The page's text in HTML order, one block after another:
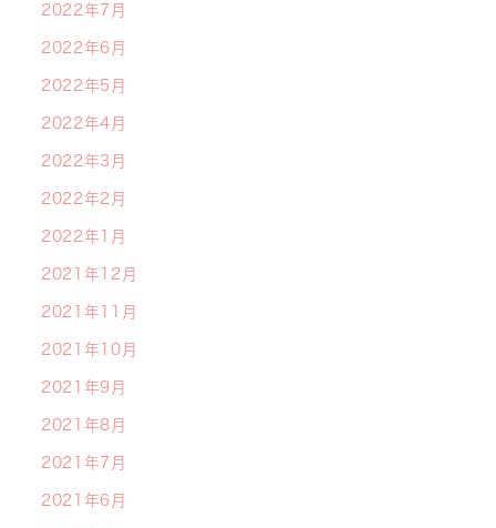
2022年7月
2022年6月
2022年5月
2022年4月
2022年3月
2022年2月
2022年1月
2021年12月
2021年11月
2021年10月
2021年9月
2021年8月
2021年7月
2021年6月